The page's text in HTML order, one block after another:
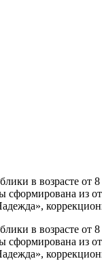
в возрасте
сформирована
в возрасте
сформирована